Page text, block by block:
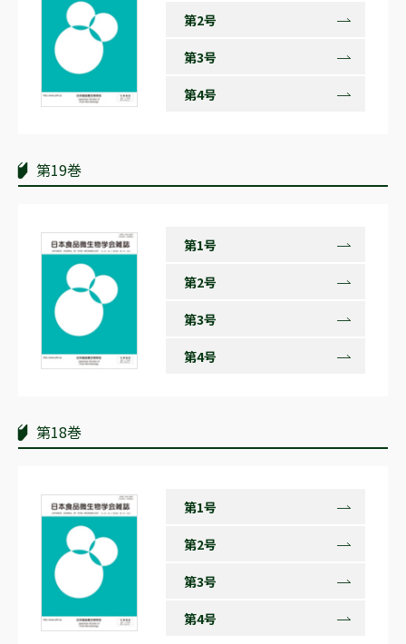
第2号
第3号
第4号
第19巻
第1号
第2号
第3号
第4号
第18巻
第1号
第2号
第3号
第4号